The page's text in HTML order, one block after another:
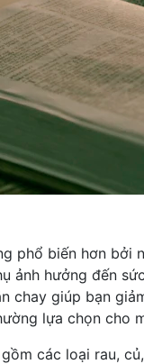
phổ biến hơn bởi
ảnh hưởng đến
chay giúp bạn
lựa chọn cho
các loại rau,